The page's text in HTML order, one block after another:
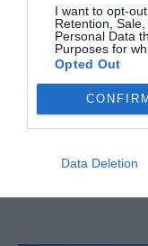
I want to opt-
Retention,
Personal Data
Purposes for
Opted Out
CONFIRM
Data Deletion